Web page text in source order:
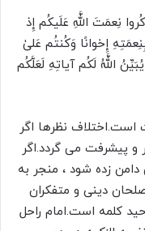
نِعمَتَ اللَّهِ عَلَیکُم إِذ
إِخوانًا وَکُنتُم عَلىٰ
اللَّهُ لَکُم آیاتِهِ لَعَلَّکُم
نظرها اگر
پیشرفت می گردد.اگر
زده شود ، منجر به
دینی و متفکران
کلمه است.امام راحل